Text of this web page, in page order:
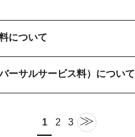
について
ーサルサービス料）について
1 2 3 ≫